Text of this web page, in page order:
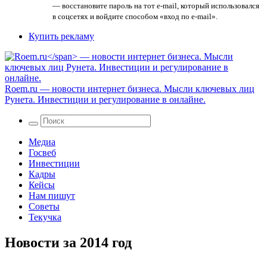
— восстановите пароль на тот e-mail, который использовался
в соцсетях и войдите способом «вход по e-mail».
Купить рекламу
Roem.ru — новости интернет бизнеса. Мысли ключевых лиц
Рунета. Инвестиции и регулирование в онлайне.
Медиа
Госвеб
Инвестиции
Кадры
Кейсы
Нам пишут
Советы
Текучка
Новости за 2014 год